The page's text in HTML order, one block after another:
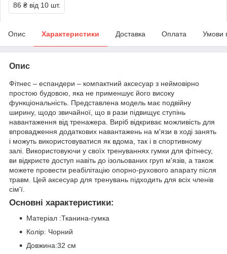
86 ₴ від 10 шт.
Опис Характеристики Доставка Оплата Умови
Опис
Фітнес – еспандери – компактний аксесуар з неймовірно
простою будовою, яка не применшує його високу
функціональність. Представлена ​​модель має подвійну
ширину, щодо звичайної, що в рази підвищує ступінь
навантаження від тренажера. Виріб відкриває можливість для
впровадження додаткових навантажень на м'язи в ході занять
і можуть використовуватися як вдома, так і в спортивному
залі. Використовуючи у своїх тренуваннях гумки для фітнесу,
ви відкриєте доступ навіть до ізольованих груп м'язів, а також
можете провести реабілітацію опорно-рухового апарату після
травм. Цей аксесуар для тренувань підходить для всіх членів
сім'ї.
Основні характеристики:
Матеріал :Тканина-гумка
Колір: Чорний
Довжина:32 см